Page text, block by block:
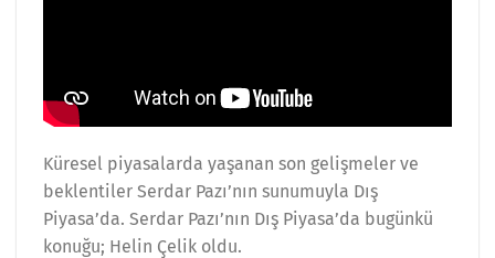
Küresel piyasalarda yaşanan son gelişmeler ve
beklentiler Serdar Pazı’nın sunumuyla Dış
Piyasa’da. Serdar Pazı’nın Dış Piyasa’da bugünkü
konuğu; Helin Çelik oldu.